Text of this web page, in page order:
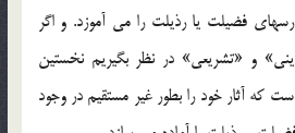
فضيلت يا رذيلت را مي آموزد. و اگر
و «تشريعي» در نظر بگيريم نخستين
كه آثار خود را بطور غير مستقيم در وجود